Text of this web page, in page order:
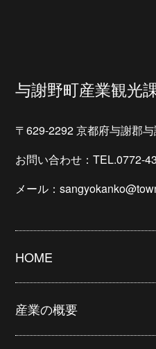
与謝野町産業観光
〒629-2292 京都府与謝郡
お問い合わせ：TEL.0772-
メール：
HOME
産業の概要